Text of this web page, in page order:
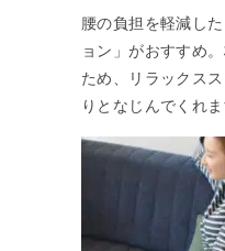
腰の負担を軽減し
ョン」がおすすめ
ため、リラックス
りとなじんでくれま